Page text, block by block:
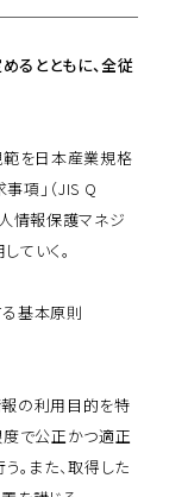
るとともに、全従
を日本産業規格
項」（JIS Q
情報保護マネジ
ていく。
基本原則
の利用目的を特
で公正かつ適正
。また、取得した